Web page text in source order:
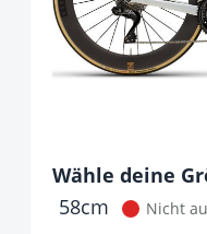
Art.-Nr.P121398
Ab:
Optionen
Wähle deine
It is required
58cm Nicht